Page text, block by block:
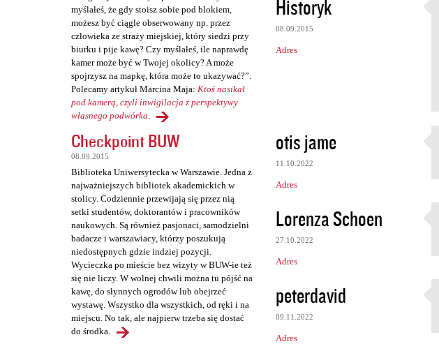
myślałeś, że gdy stoisz sobie pod blokiem,
możesz być ciągle obserwowany np. przez
człowieka ze straży miejskiej, który siedzi przy
biurku i pije kawę? Czy myślałeś, ile naprawdę
kamer może być w Twojej okolicy? A może
spojrzysz na mapkę, która może to ukazywać?”.
Polecamy artykuł Marcina Maja: Ktoś nasikał
pod kamerą, czyli inwigilacja z perspektywy
własnego podwórka.
Checkpoint BUW
08.09.2015
Biblioteka Uniwersytecka w Warszawie. Jedna z
najważniejszych bibliotek akademickich w
stolicy. Codziennie przewijają się przez nią
setki studentów, doktorantów i pracowników
naukowych. Są również pasjonaci, samodzielni
badacze i warszawiacy, którzy poszukują
niedostępnych gdzie indziej pozycji.
Wycieczka po mieście bez wizyty w BUW-ie też
się nie liczy. W wolnej chwili można tu pójść na
kawę, do słynnych ogrodów lub obejrzeć
wystawę. Wszystko dla wszystkich, od ręki i na
miejscu. No tak, ale najpierw trzeba się dostać
do środka.
o
m
e
r
z
e
Historyk
08.09.2015
Adres
otis jame
11.10.2022
Adres
Lorenza Schoen
27.10.2022
Adres
peterdavid
09.11.2022
Adres